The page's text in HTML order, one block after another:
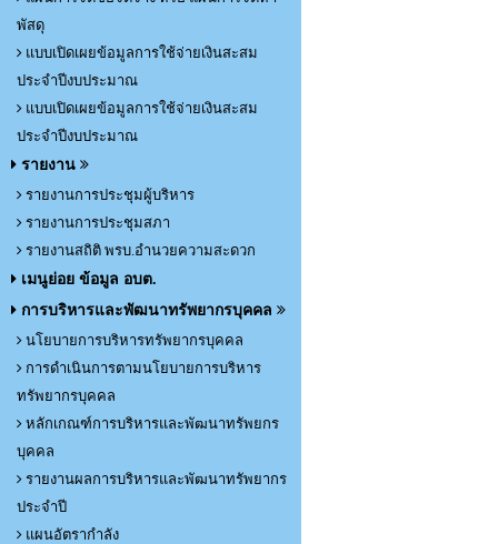
พัสดุ
แบบเปิดเผยข้อมูลการใช้จ่ายเงินสะสม
ประจำปีงบประมาณ
แบบเปิดเผยข้อมูลการใช้จ่ายเงินสะสม
ประจำปีงบประมาณ
รายงาน
รายงานการประชุมผู้บริหาร
รายงานการประชุมสภา
รายงานสถิติ พรบ.อำนวยความสะดวก
เมนูย่อย ข้อมูล อบต.
การบริหารและพัฒนาทรัพยากรบุคคล
นโยบายการบริหารทรัพยากรบุคคล
การดำเนินการตามนโยบายการบริหาร
ทรัพยากรบุคคล
หลักเกณฑ์การบริหารและพัฒนาทรัพยกร
บุคคล
รายงานผลการบริหารและพัฒนาทรัพยากร
ประจำปี
แผนอัตรากำลัง